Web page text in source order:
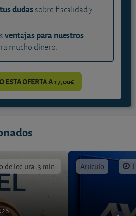
dudassobre fiscalidad y
ventajas para nuestros
mucho dinero.
ESTA OFERTA A 17,00€
de lectura: 3 min. Artículo